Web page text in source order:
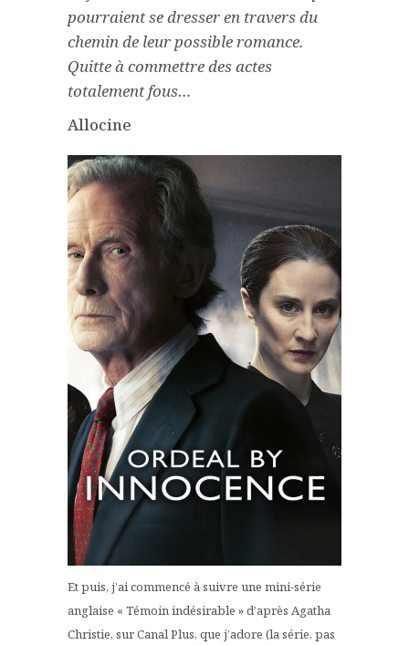
pourraient se dresser en travers du
chemin de leur possible romance.
Quitte à commettre des actes
totalement fous…
Allocine
Et puis, j’ai commencé à suivre une mini-série
anglaise « Témoin indésirable » d’après Agatha
Christie, sur Canal Plus, que j’adore (la série, pas